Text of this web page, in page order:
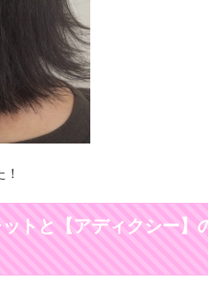
ットと【アディクシー】